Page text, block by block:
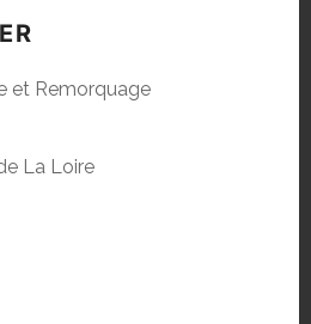
et Remorquage
La Loire